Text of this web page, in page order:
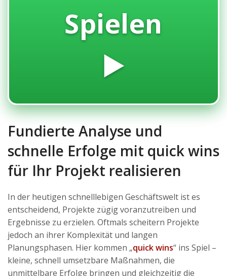
Spielen
▶️
Fundierte Analyse und
schnelle Erfolge mit quick wins
für Ihr Projekt realisieren
In der heutigen schnelllebigen Geschäftswelt ist es
entscheidend, Projekte zügig voranzutreiben und
Ergebnisse zu erzielen. Oftmals scheitern Projekte
jedoch an ihrer Komplexität und langen
Planungsphasen. Hier kommen „quick wins“ ins Spiel –
kleine, schnell umsetzbare Maßnahmen, die
unmittelbare Erfolge bringen und gleichzeitig die